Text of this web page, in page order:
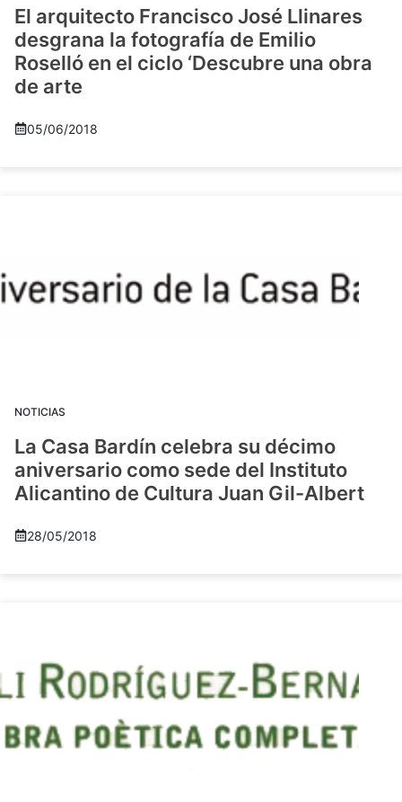
El arquitecto Francisco José Llinares
desgrana la fotografía de Emilio
Roselló en el ciclo ‘Descubre una obra
de arte
05/06/2018
NOTICIAS
La Casa Bardín celebra su décimo
aniversario como sede del Instituto
Alicantino de Cultura Juan Gil-Albert
28/05/2018